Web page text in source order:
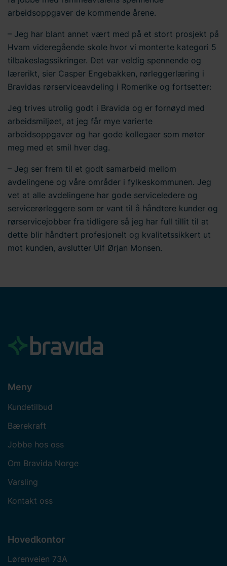
vi behandler
personopplysninger
samtykke-ID og datoen du kontaktet oss angående
samtykket ditt.
arbeidsoppgaver de kommende årene.
– Jeg har blant annet vært med på et stort prosjekt på
Hvam videregående skole hvor vi monterte kategori 5
tilbakeslagssikringer. Det var veldig spennende og
lærerikt, sier Casper Engebakken, rørleggerlæring i
Bravidas rørserviceavdeling i Romerike og fortsetter:
Jeg trives utrolig godt i Bravida og er fornøyd med
arbeidsmiljøet, at jeg får mye varierte
arbeidsoppgaver og har gode kollegaer som møter
meg med et smil hver dag.
– Jeg ser frem til et godt samarbeid mellom
avdelingene og våre områder i fylkeskommunen. Jeg
vet at alle avdelingene har gode serviceledere og
servicerørleggere som er vant til å håndtere kunder og
rørservicejobber fra tidligere så jeg har full tillit til at
dette blir håndtert profesjonelt og kvalitetssikkert ut
mot kunden, avslutter Ulf Ørjan Monsen.
Meny
Kundetilbud
Bærekraft
Jobbe hos oss
Om Bravida Norge
Varsling
Kontakt oss
Hovedkontor
Lørenveien 73A